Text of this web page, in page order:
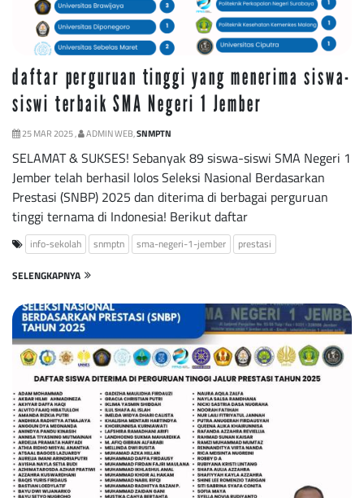
daftar perguruan tinggi yang menerima siswa-
siswi terbaik SMA Negeri 1 Jember
25 MAR 2025 , ADMIN WEB,SNMPTN
SELAMAT & SUKSES! Sebanyak 89 siswa-siswi SMA Negeri 1
Jember telah berhasil lolos Seleksi Nasional Berdasarkan
Prestasi (SNBP) 2025 dan diterima di berbagai perguruan
tinggi ternama di Indonesia! Berikut daftar
info-sekolah snmptn sma-negeri-1-jember prestasi
SELENGKAPNYA